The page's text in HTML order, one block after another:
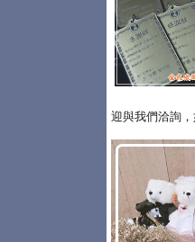
迎與我們洽詢